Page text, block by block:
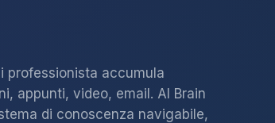
professionista accumula
appunti, video, email. AI Brain
di conoscenza navigabile,